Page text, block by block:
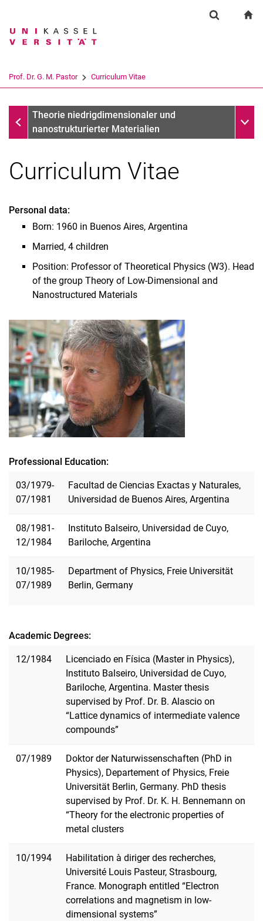
Springe direkt zu: Inhalt
Springe direkt zu: Suche
Springe direkt zu:
Suchbegriff
Suchen (öffnet externen Link in einem
Prof. Dr. G. M. Pastor Curriculum Vitae
Prof. Dr. G. M. Pastor
Theorie niedrigdimensionaler und
nanostrukturierter Materialien
Fellowships and Awards
List of selected Publications
Curriculum Vitae
Personal data:
Born: 1960 in Buenos Aires, Argentina
Married, 4 children
Position: Professor of Theoretical Physics (W3). Head
of the group Theory of Low-Dimensional and
Nanostructured Materials
Professional Education:
03/1979-
07/1981
Facultad de Ciencias Exactas y Naturales,
Universidad de Buenos Aires, Argentina
08/1981-
12/1984
Instituto Balseiro, Universidad de Cuyo,
Bariloche, Argentina
10/1985-
07/1989
Department of Physics, Freie Universität
Berlin, Germany
Academic Degrees:
12/1984
Licenciado en Física (Master in Physics),
Instituto Balseiro, Universidad de Cuyo,
Bariloche, Argentina. Master thesis
supervised by Prof. Dr. B. Alascio on
“Lattice dynamics of intermediate valence
compounds”
07/1989
Doktor der Naturwissenschaften (PhD in
Physics), Departement of Physics, Freie
Universität Berlin, Germany. PhD thesis
supervised by Prof. Dr. K. H. Bennemann on
“Theory for the electronic properties of
metal clusters
10/1994
Habilitation à diriger des recherches,
Université Louis Pasteur, Strasbourg,
France. Monograph entitled “Electron
correlations and magnetism in low-
dimensional systems”